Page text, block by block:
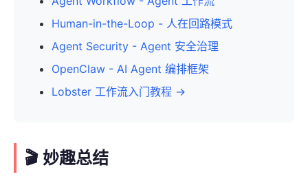
Human-in-the-Loop - 人在回路模式
Agent Security - Agent 安全治理
OpenClaw - AI Agent 编排框架
Lobster 工作流入门教程 →
🎬 妙趣总结